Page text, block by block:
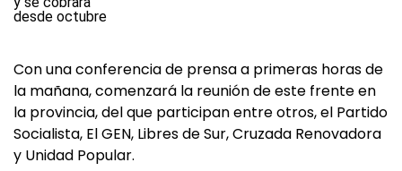
Con una conferencia de prensa a primeras horas de
la mañana, comenzará la reunión de este frente en
la provincia, del que participan entre otros, el Partido
Socialista, El GEN, Libres de Sur, Cruzada Renovadora
y Unidad Popular.